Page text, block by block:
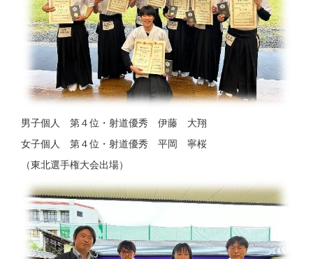
男子個人 第４位・射道優秀 伊藤 大翔
女子個人 第４位・射道優秀 平岡 寧桜
（東北選手権大会出場）